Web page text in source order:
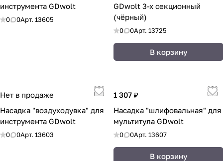
инструмента GDwolt
0 0Арт. 13605
GDwolt 3-х секционный
(чёрный)
0 0Арт. 13725
В корзину
Нет в продаже
Насадка "воздуходувка" для
инструмента GDwolt
0 0Арт. 13603
1 307 ₽
Насадка "шлифовальная" для
мультитула GDwolt
0 0Арт. 13607
В корзину